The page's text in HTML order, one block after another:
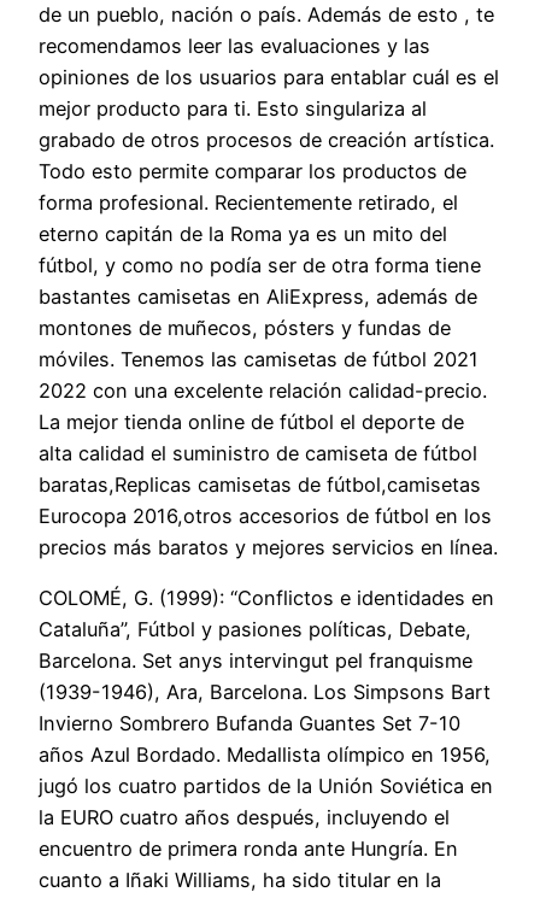
de un pueblo, nación o país. Además de esto , te
recomendamos leer las evaluaciones y las
opiniones de los usuarios para entablar cuál es el
mejor producto para ti. Esto singulariza al
grabado de otros procesos de creación artística.
Todo esto permite comparar los productos de
forma profesional. Recientemente retirado, el
eterno capitán de la Roma ya es un mito del
fútbol, y como no podía ser de otra forma tiene
bastantes camisetas en AliExpress, además de
montones de muñecos, pósters y fundas de
móviles. Tenemos las camisetas de fútbol 2021
2022 con una excelente relación calidad-precio.
La mejor tienda online de fútbol el deporte de
alta calidad el suministro de camiseta de fútbol
baratas,Replicas camisetas de fútbol,camisetas
Eurocopa 2016,otros accesorios de fútbol en los
precios más baratos y mejores servicios en línea.
COLOMÉ, G. (1999): “Conflictos e identidades en
Cataluña”, Fútbol y pasiones políticas, Debate,
Barcelona. Set anys intervingut pel franquisme
(1939-1946), Ara, Barcelona. Los Simpsons Bart
Invierno Sombrero Bufanda Guantes Set 7-10
años Azul Bordado. Medallista olímpico en 1956,
jugó los cuatro partidos de la Unión Soviética en
la EURO cuatro años después, incluyendo el
encuentro de primera ronda ante Hungría. En
cuanto a Iñaki Williams, ha sido titular en la